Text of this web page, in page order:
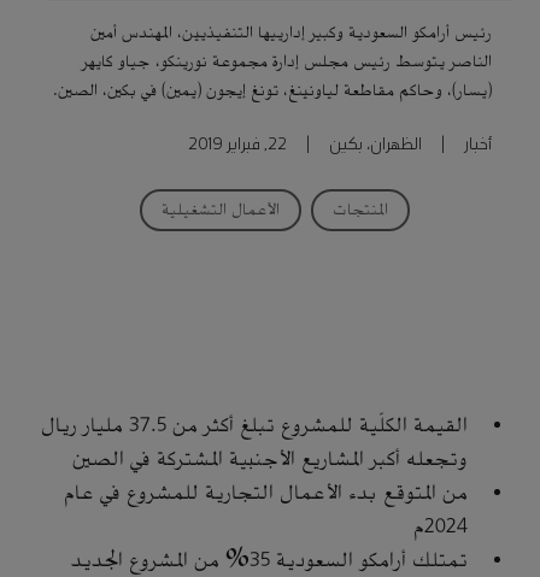
رئيس أرامكو السعودية وكبير إدارييها التنفيذيين، المهندس أمين
الناصر يتوسط رئيس مجلس إدارة مجموعة نورينكو، جياو كايهر
(يسار)، وحاكم مقاطعة لياونينغ، تونغ إيجون (يمين) في بكين، الصين.
أخبار الظهران، بكين 22, فبراير 2019
المنتجات الأعمال التشغيلية
القيمة الكلّية للمشروع تبلغ أكثر من 37.5 مليار ريال
وتجعله أكبر المشاريع الأجنبية المشتركة في الصين
من المتوقع بدء الأعمال التجارية للمشروع في عام
2024م
تمتلك أرامكو السعودية 35% من المشروع الجديد